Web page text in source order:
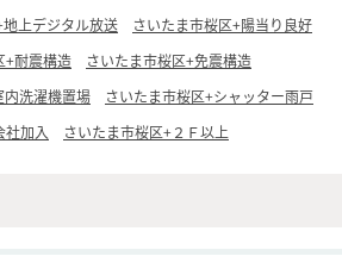
上デジタル放送
さいたま市桜区+陽当り良好
+耐震構造
さいたま市桜区+免震構造
内洗濯機置場
さいたま市桜区+シャッター雨戸
社加入 さいたま市桜区+２Ｆ以上